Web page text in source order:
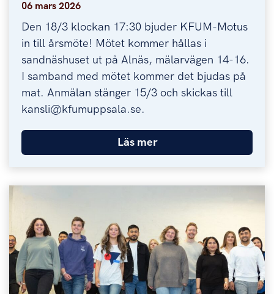
06 mars 2026
Den 18/3 klockan 17:30 bjuder KFUM-Motus
in till årsmöte! Mötet kommer hållas i
sandnäshuset ut på Alnäs, mälarvägen 14-16.
I samband med mötet kommer det bjudas på
mat. Anmälan stänger 15/3 och skickas till
kansli@kfumuppsala.se.
Läs mer